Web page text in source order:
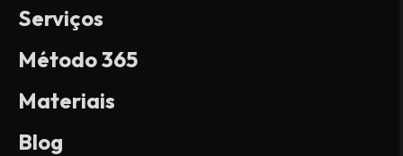
Serviços
Método 365
Materiais
Blog